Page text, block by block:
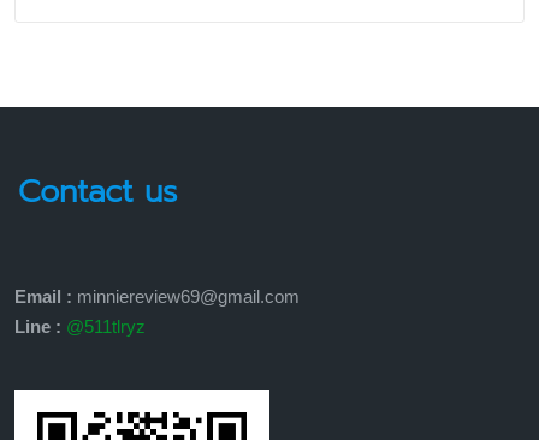
Contact us
Email : minniereview69@gmail.com
Line : @511tlryz